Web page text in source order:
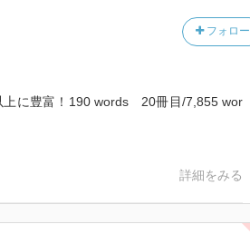
フォロー
上に豊富！190 words 20冊目/7,855 wor
詳細をみる